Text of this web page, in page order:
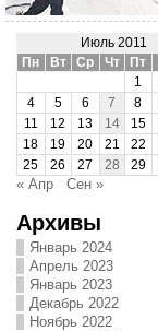
Июль 2011
Пн
Вт Ср Чт Пт
1
4
5 6 7 8
11
12 13 14 15
18
19 20 21 22
25
26 27 28 29
« Апр Сен »
Архивы
Январь 2024
Апрель 2023
Январь 2023
Декабрь 2022
Ноябрь 2022